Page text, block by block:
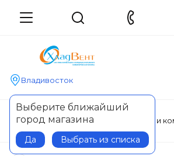
Владивосток
Выберите ближайший
город магазина
Да Выбрать из списка
Главная Отопительные приборы и